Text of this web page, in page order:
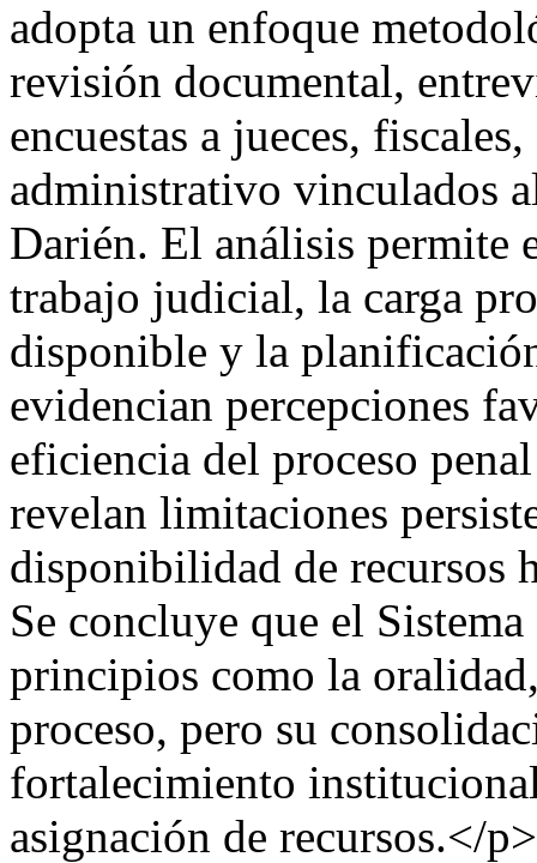
adopta un enfoque
revisión documental,
encuestas a jueces,
administrativo vinculados
Darién. El análisis permite
trabajo judicial, la carga
disponible y la
evidencian percepciones
eficiencia del proceso
revelan limitaciones
disponibilidad de recursos
Se concluye que el
principios como la
proceso, pero su
fortalecimiento
asignación de recursos.</p>